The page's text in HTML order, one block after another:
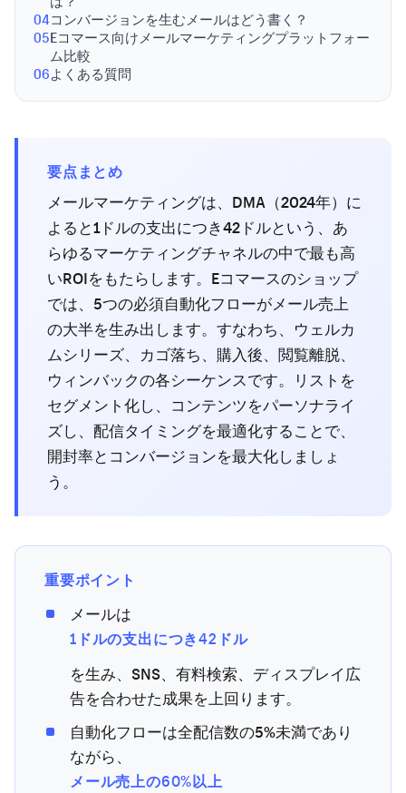
04コンバージョンを生むメールはどう書く？
05Eコマース向けメールマーケティングプラットフォー
ム比較
06よくある質問
要点まとめ
メールマーケティングは、DMA（2024年）に
よると1ドルの支出につき42ドルという、あ
らゆるマーケティングチャネルの中で最も高
いROIをもたらします。Eコマースのショップ
では、5つの必須自動化フローがメール売上
の大半を生み出します。すなわち、ウェルカ
ムシリーズ、カゴ落ち、購入後、閲覧離脱、
ウィンバックの各シーケンスです。リストを
セグメント化し、コンテンツをパーソナライ
ズし、配信タイミングを最適化することで、
開封率とコンバージョンを最大化しましょ
う。
重要ポイント
メールは
1ドルの支出につき42ドル
を生み、SNS、有料検索、ディスプレイ広
告を合わせた成果を上回ります。
自動化フローは全配信数の5%未満であり
ながら、
メール売上の60%以上